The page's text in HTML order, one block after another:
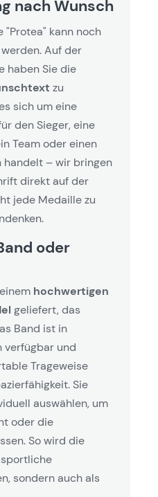
nach Wunsch
kann noch
Auf der
haben Sie die
zu
sich um eine
den Sieger, eine
Team oder einen
handelt – wir bringen
direkt auf der
jede Medaille zu
oder
hochwertigen
geliefert, das
Band ist in
verfügbar und
Trageweise
Sie
auswählen, um
oder die
So wird die
sondern auch als